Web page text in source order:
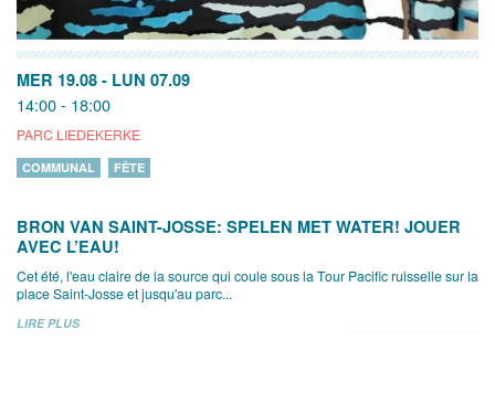
MER 19.08 - LUN 07.09
14:00 - 18:00
PARC LIEDEKERKE
COMMUNAL FÊTE
BRON VAN SAINT-JOSSE: SPELEN MET WATER! JOUER
AVEC L’EAU!
Cet été, l'eau claire de la source qui coule sous la Tour Pacific ruisselle sur la
place Saint-Josse et jusqu'au parc...
LIRE PLUS